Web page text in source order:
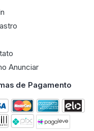
Anunciar
de Pagamento